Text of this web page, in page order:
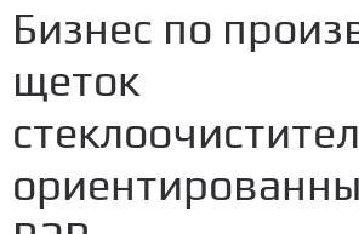
Бизнес по
щеток